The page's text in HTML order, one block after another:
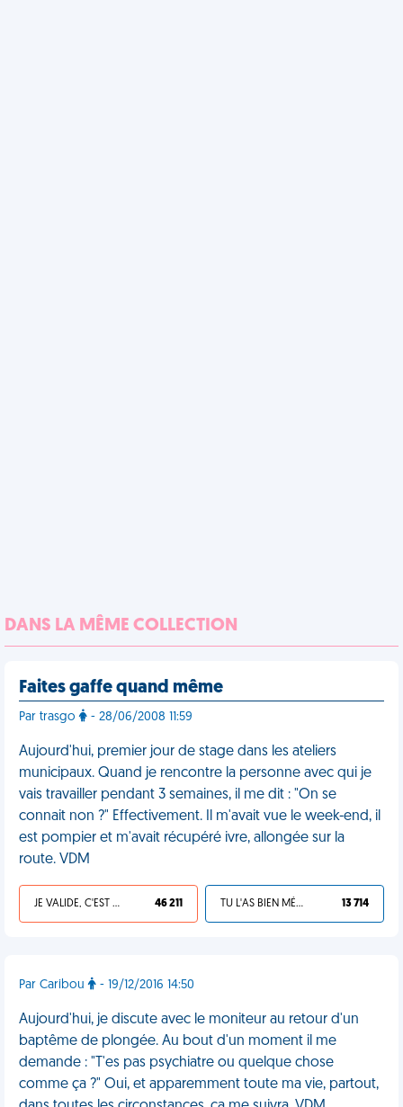
DANS LA MÊME COLLECTION
Faites gaffe quand même
Par trasgo - 28/06/2008 11:59
Aujourd'hui, premier jour de stage dans les ateliers
municipaux. Quand je rencontre la personne avec qui je
vais travailler pendant 3 semaines, il me dit : "On se
connait non ?" Effectivement. Il m'avait vue le week-end, il
est pompier et m'avait récupéré ivre, allongée sur la
route. VDM
JE VALIDE, C'EST UNE VDM 46 211 TU L'AS BIEN MÉRITÉ 13 714
Par Caribou - 19/12/2016 14:50
Aujourd'hui, je discute avec le moniteur au retour d'un
baptême de plongée. Au bout d'un moment il me
demande : "T'es pas psychiatre ou quelque chose
comme ça ?" Oui, et apparemment toute ma vie, partout,